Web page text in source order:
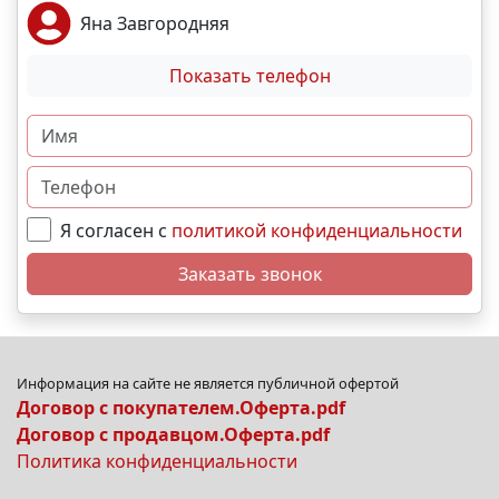
Яна Завгородняя
Показать телефон
Я согласен с политикой конфиденциальности
Заказать звонок
Информация на сайте не является публичной офертой
Договор с покупателем.Оферта.pdf
Договор с продавцом.Оферта.pdf
Политика конфиденциальности